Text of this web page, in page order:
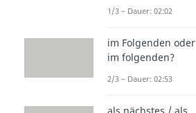
1/3 – Dauer: 02:02
im Folgenden oder
im folgenden?
2/3 – Dauer: 02:53